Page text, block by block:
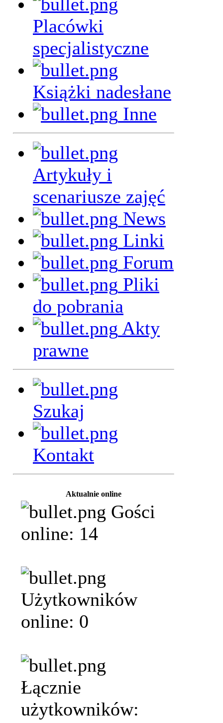
Placówki
specjalistyczne
Książki nadesłane
Inne
Artykuły i
scenariusze zajęć
News
Linki
Forum
Pliki
do pobrania
Akty
prawne
Szukaj
Kontakt
Aktualnie online
Gości
online: 14
Użytkowników
online: 0
Łącznie
użytkowników: